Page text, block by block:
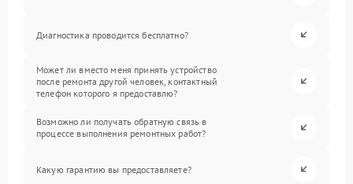
Диагностика проводится бесплатно?
Может ли вместо меня принять устройство
после ремонта другой человек, контактный
телефон которого я предоставлю?
Возможно ли получать обратную связь в
процессе выполнения ремонтных работ?
Какую гарантию вы предоставляете?